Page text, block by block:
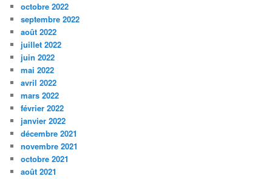
octobre 2022
septembre 2022
août 2022
juillet 2022
juin 2022
mai 2022
avril 2022
mars 2022
février 2022
janvier 2022
décembre 2021
novembre 2021
octobre 2021
août 2021